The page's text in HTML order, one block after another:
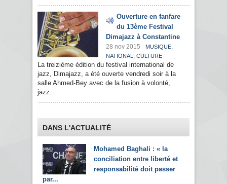
Ouverture en fanfare
du 13ème Festival
Dimajazz à Constantine
28 nov 2015 MUSIQUE,
NATIONAL , CULTURE
La treizième édition du festival international de
jazz, Dimajazz, a été ouverte vendredi soir à la
salle Ahmed-Bey avec de la fusion à volonté,
jazz...
DANS L'ACTUALITÉ
Mohamed Baghali : « la
conciliation entre liberté et
responsabilité doit passer
par...